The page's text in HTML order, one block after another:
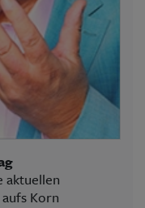
aktuellen
Korn